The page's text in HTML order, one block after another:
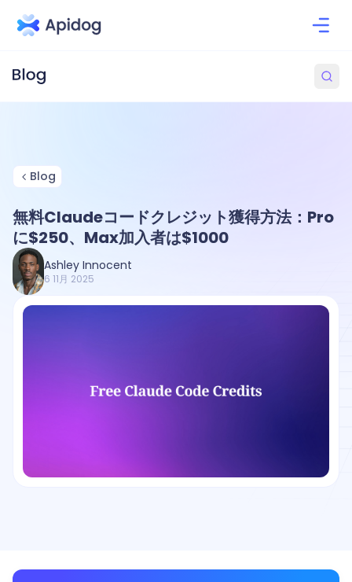
Blog
無料Claudeコードクレジット獲得方法：Pro
に$250、Max加入者は$1000
Ashley Innocent
6 11月 2025